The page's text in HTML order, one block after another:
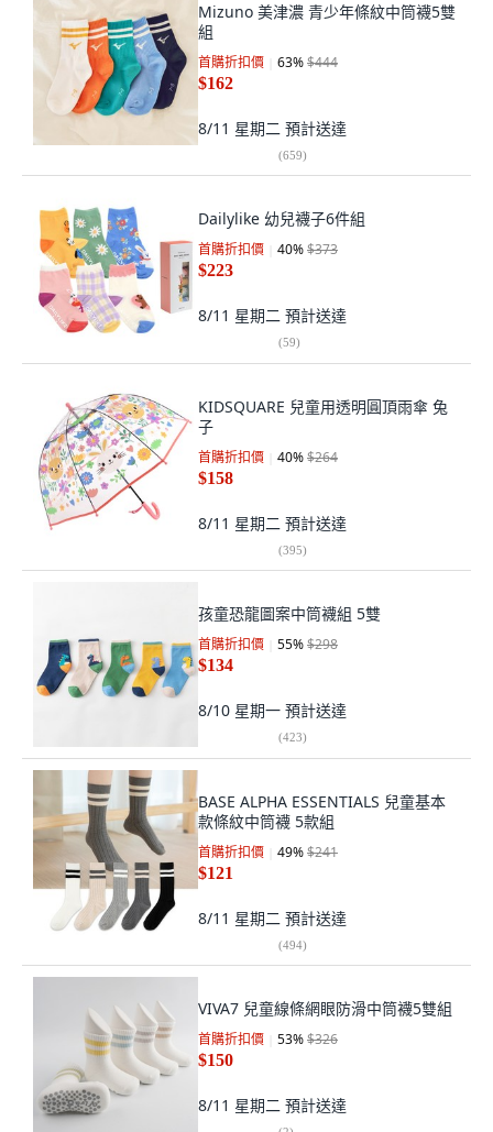
Mizuno 美津濃 青少年條紋中筒襪5雙
組
首購折扣價 63%$444
$162
8/11 星期二 預計送達
(659)
Dailylike 幼兒襪子6件組
首購折扣價 40%$373
$223
8/11 星期二 預計送達
(59)
KIDSQUARE 兒童用透明圓頂雨傘 兔
子
首購折扣價 40%$264
$158
8/11 星期二 預計送達
(395)
孩童恐龍圖案中筒襪組 5雙
首購折扣價 55%$298
$134
8/10 星期一 預計送達
(423)
BASE ALPHA ESSENTIALS 兒童基本
款條紋中筒襪 5款組
首購折扣價 49%$241
$121
8/11 星期二 預計送達
(494)
VIVA7 兒童線條網眼防滑中筒襪5雙組
首購折扣價 53%$326
$150
8/11 星期二 預計送達